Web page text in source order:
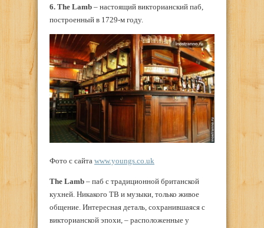
6. The Lamb – настоящий викторианский паб,
построенный в 1729-м году.
Фото с сайта www.youngs.co.uk
The Lamb – паб с традиционной британской
кухней. Никакого ТВ и музыки, только живое
общение. Интересная деталь, сохранившаяся с
викторианской эпохи, – расположенные у